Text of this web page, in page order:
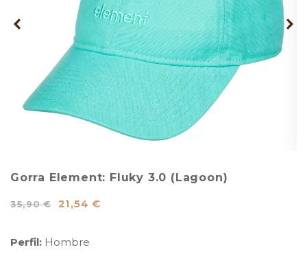
Gorra Element: Fluky 3.0 (Lagoon)
35,90 € 21,54 €
Perfil: Hombre